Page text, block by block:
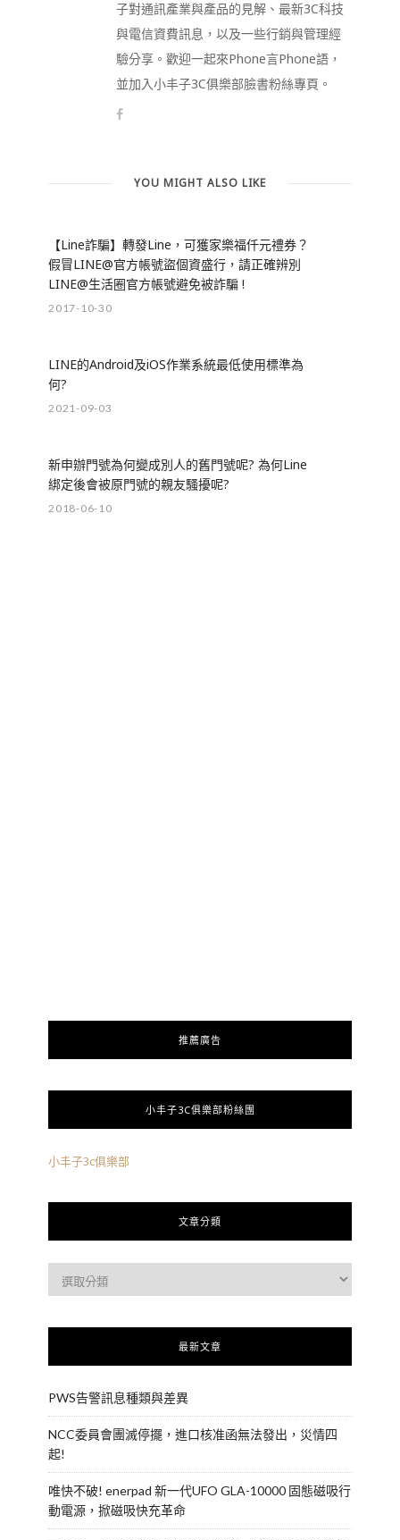
子對通訊產業與產品的見解、最新3C科技
與電信資費訊息，以及一些行銷與管理經
驗分享。歡迎一起來Phone言Phone語，
並加入小丰子3C俱樂部臉書粉絲專頁。
YOU MIGHT ALSO LIKE
【Line詐騙】轉發Line，可獲家樂福仟元禮券？
假冒LINE@官方帳號盜個資盛行，請正確辨別
LINE@生活圈官方帳號避免被詐騙 !
2017-10-30
LINE的Android及iOS作業系統最低使用標準為
何?
2021-09-03
新申辦門號為何變成別人的舊門號呢? 為何Line
綁定後會被原門號的親友騷擾呢?
2018-06-10
推薦廣告
小丰子3C俱樂部粉絲團
小丰子3c俱樂部
文章分類
最新文章
PWS告警訊息種類與差異
NCC委員會團滅停擺，進口核准函無法發出，災情四
起!
唯快不破! enerpad 新一代UFO GLA-10000 固態磁吸行
動電源，掀磁吸快充革命